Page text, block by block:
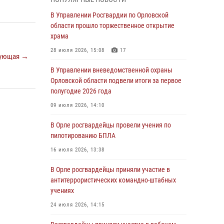
→
Начальник регионального Управления
Росгвардии принял участие в митинге в честь
дня освобождения города Орла
05 августа 2026, 13:16
результатах работы за первое полугодие
05 августа 2026, 13:12
За месяц росгвардейцы задержали 15 лиц,
противоправных действий
04 августа 2026, 14:21
росгвардейцев
04 августа 2026, 14:06 2
За месяц росгвардейцы приняли от граждан
В Управлении Росгвардии по Орловской
области прошло торжественное открытие
храма
28 июля 2026, 15:08 17
В Управлении вневедомственной охраны
Орловской области подвели итоги за первое
полугодие 2026 года
09 июля 2026, 14:10
В Орле росгвардейцы провели учения по
пилотированию БПЛА
16 июля 2026, 13:38
В Орле росгвардейцы приняли участие в
антитеррористических командно-штабных
учениях
24 июля 2026, 14:15